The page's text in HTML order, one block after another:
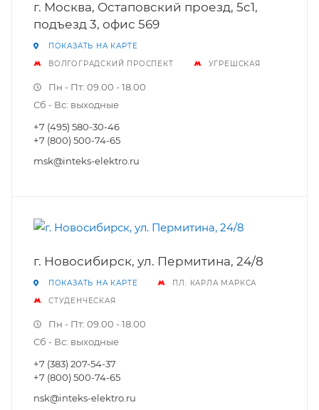
г. Москва, Остаповский проезд, 5c1,
подъезд 3, офис 569
ПОКАЗАТЬ НА КАРТЕ
ВОЛГОГРАДСКИЙ ПРОСПЕКТ
УГРЕШСКАЯ
Пн - Пт: 09.00 - 18.00
Сб - Вс: выходные
+7 (495) 580-30-46
+7 (800) 500-74-65
msk@inteks-elektro.ru
г. Новосибирск, ул. Пермитина, 24/8
ПОКАЗАТЬ НА КАРТЕ
ПЛ. КАРЛА МАРКСА
СТУДЕНЧЕСКАЯ
Пн - Пт: 09.00 - 18.00
Сб - Вс: выходные
+7 (383) 207-54-37
+7 (800) 500-74-65
nsk@inteks-elektro.ru